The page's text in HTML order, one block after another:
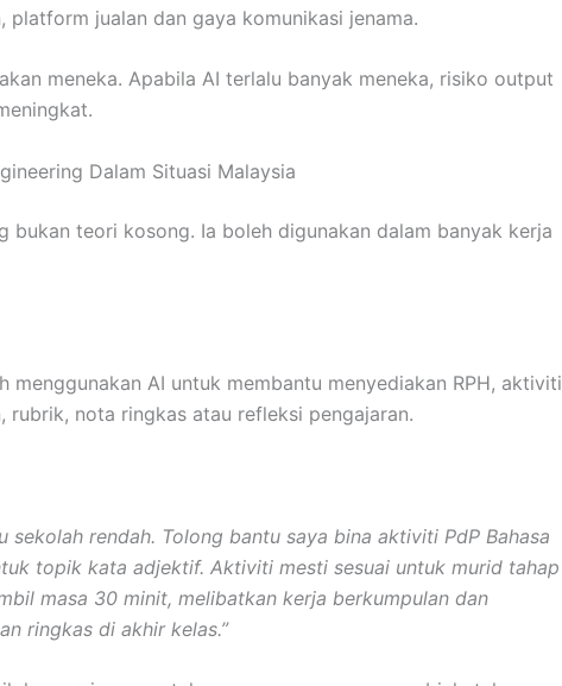
platform jualan dan gaya komunikasi jenama.
meneka. Apabila AI terlalu banyak meneka, risiko output
Dalam Situasi Malaysia
bukan teori kosong. Ia boleh digunakan dalam banyak kerja
menggunakan AI untuk membantu menyediakan RPH, aktiviti
rubrik, nota ringkas atau refleksi pengajaran.
sekolah rendah. Tolong bantu saya bina aktiviti PdP Bahasa
topik kata adjektif. Aktiviti mesti sesuai untuk murid tahap
masa 30 minit, melibatkan kerja berkumpulan dan
ringkas di akhir kelas.”